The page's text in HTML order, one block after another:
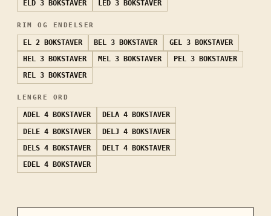
ELD 3 BOKSTAVER LED 3 BOKSTAVER
RIM OG ENDELSER
EL 2 BOKSTAVER BEL 3 BOKSTAVER GEL 3 BOKSTAVER
HEL 3 BOKSTAVER MEL 3 BOKSTAVER PEL 3 BOKSTAVER
REL 3 BOKSTAVER
LENGRE ORD
ADEL 4 BOKSTAVER DELA 4 BOKSTAVER
DELE 4 BOKSTAVER DELJ 4 BOKSTAVER
DELS 4 BOKSTAVER DELT 4 BOKSTAVER
EDEL 4 BOKSTAVER